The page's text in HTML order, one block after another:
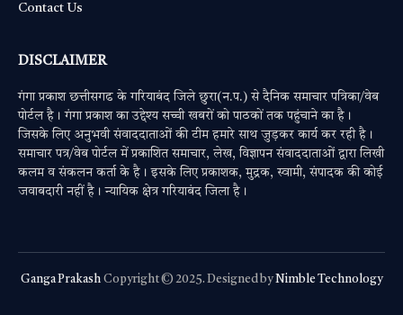
Contact Us
DISCLAIMER
गंगा प्रकाश छत्तीसगढ के गरियाबंद जिले छुरा(न.प.) से दैनिक समाचार पत्रिका/वेब
पोर्टल है। गंगा प्रकाश का उद्देश्य सच्ची खबरों को पाठकों तक पहुंचाने का है।
जिसके लिए अनुभवी संवाददाताओं की टीम हमारे साथ जुड़कर कार्य कर रही है।
समाचार पत्र/वेब पोर्टल में प्रकाशित समाचार, लेख, विज्ञापन संवाददाताओं द्वारा लिखी
कलम व संकलन कर्ता के है। इसके लिए प्रकाशक, मुद्रक, स्वामी, संपादक की कोई
जवाबदारी नहीं है। न्यायिक क्षेत्र गरियाबंद जिला है।
Ganga Prakash Copyright © 2025. Designed byNimble Technology